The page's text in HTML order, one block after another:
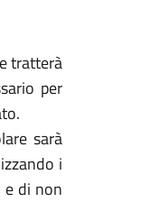
tratterà
per
sarà
i
e di non